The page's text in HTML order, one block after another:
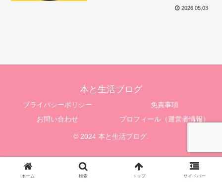
2026.05.03
本と生活ブログ
プライバシーポリシー
免責事項
お問い合わせ
プロフィール（運営者情報）
© 2024 本と生活ブログ.
ホーム 検索 トップ サイドバー